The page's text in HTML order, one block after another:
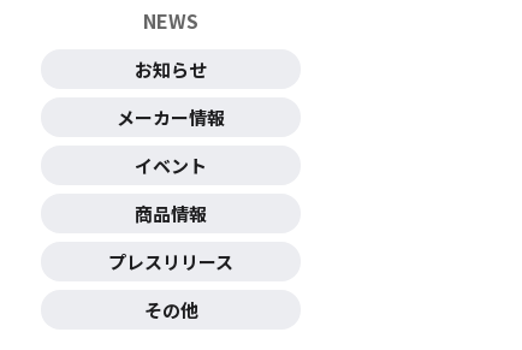
NEWS
お知らせ
メーカー情報
イベント
商品情報
プレスリリース
その他